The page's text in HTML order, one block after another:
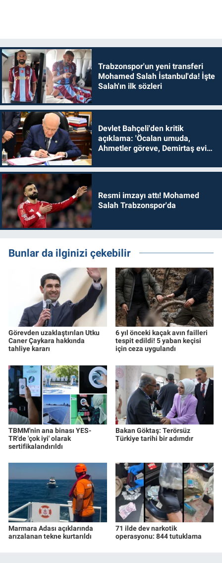
Trabzonspor'un yeni transferi
Mohamed Salah İstanbul'da! İşte
Salah'ın ilk sözleri
Devlet Bahçeli'den kritik
açıklama: 'Öcalan umuda,
Ahmetler göreve, Demirtaş evine
Resmi imzayı attı! Mohamed
Salah Trabzonspor'da
Bunlar da ilginizi çekebilir
Görevden uzaklaştırılan Utku
Caner Çaykara hakkında
tahliye kararı
6 yıl önceki kaçak avın failleri
tespit edildi! 5 yaban keçisi
için ceza uygulandı
TBMM'nin ana binası YES-
TR'de 'çok iyi' olarak
sertifikalandırıldı
Bakan Göktaş: Terörsüz
Türkiye tarihi bir adımdır
Marmara Adası açıklarında
arızalanan tekne kurtarıldı
71 ilde dev narkotik
operasyonu: 844 tutuklama